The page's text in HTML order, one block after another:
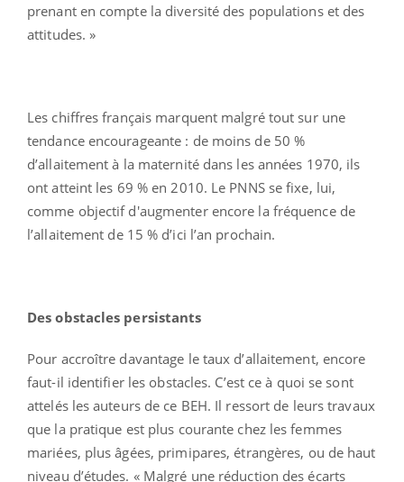
prenant en compte la diversité des populations et des
attitudes. »
Les chiffres français marquent malgré tout sur une
tendance encourageante : de moins de 50 %
d’allaitement à la maternité dans les années 1970, ils
ont atteint les 69 % en 2010. Le PNNS se fixe, lui,
comme objectif d'augmenter encore la fréquence de
l’allaitement de 15 % d’ici l’an prochain.
Des obstacles persistants
Pour accroître davantage le taux d’allaitement, encore
faut-il identifier les obstacles. C’est ce à quoi se sont
attelés les auteurs de ce BEH. Il ressort de leurs travaux
que la pratique est plus courante chez les femmes
mariées, plus âgées, primipares, étrangères, ou de haut
niveau d’études. « Malgré une réduction des écarts